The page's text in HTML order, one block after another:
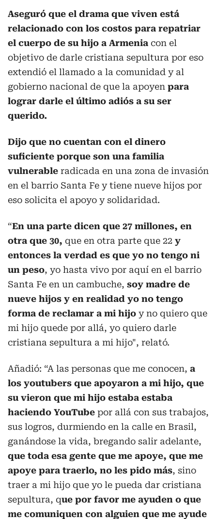
Aseguró que el drama que viven está
relacionado con los costos para repatriar
el cuerpo de su hijo a Armenia con el
objetivo de darle cristiana sepultura por eso
extendió el llamado a la comunidad y al
gobierno nacional de que la apoyen para
lograr darle el último adiós a su ser
querido.
Dijo que no cuentan con el dinero
suficiente porque son una familia
vulnerable radicada en una zona de invasión
en el barrio Santa Fe y tiene nueve hijos por
eso solicita el apoyo y solidaridad.
“En una parte dicen que 27 millones, en
otra que 30, que en otra parte que 22 y
entonces la verdad es que yo no tengo ni
un peso, yo hasta vivo por aquí en el barrio
Santa Fe en un cambuche, soy madre de
nueve hijos y en realidad yo no tengo
forma de reclamar a mi hijo y no quiero que
mi hijo quede por allá, yo quiero darle
cristiana sepultura a mi hijo", relató.
Añadió: “A las personas que me conocen, a
los youtubers que apoyaron a mi hijo, que
su vieron que mi hijo estaba estaba
haciendo YouTube por allá con sus trabajos,
sus logros, durmiendo en la calle en Brasil,
ganándose la vida, bregando salir adelante,
que toda esa gente que me apoye, que me
apoye para traerlo, no les pido más, sino
traer a mi hijo que yo le pueda dar cristiana
sepultura, que por favor me ayuden o que
me comuniquen con alguien que me ayude